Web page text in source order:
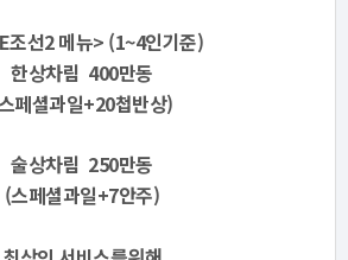
조선2 메뉴> (1~4인기준)
한상차림 400만동
페셜과일+20첩반상)
술상차림 250만동
(스페셜과일+7안주)